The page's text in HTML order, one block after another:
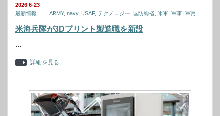
2026-6-23
最新情報
ARMY, navy, USAF, テクノロジー 国防総省 米軍 軍事 軍用
米海兵隊が3Dプリント製造職を新設
…
詳細を見る